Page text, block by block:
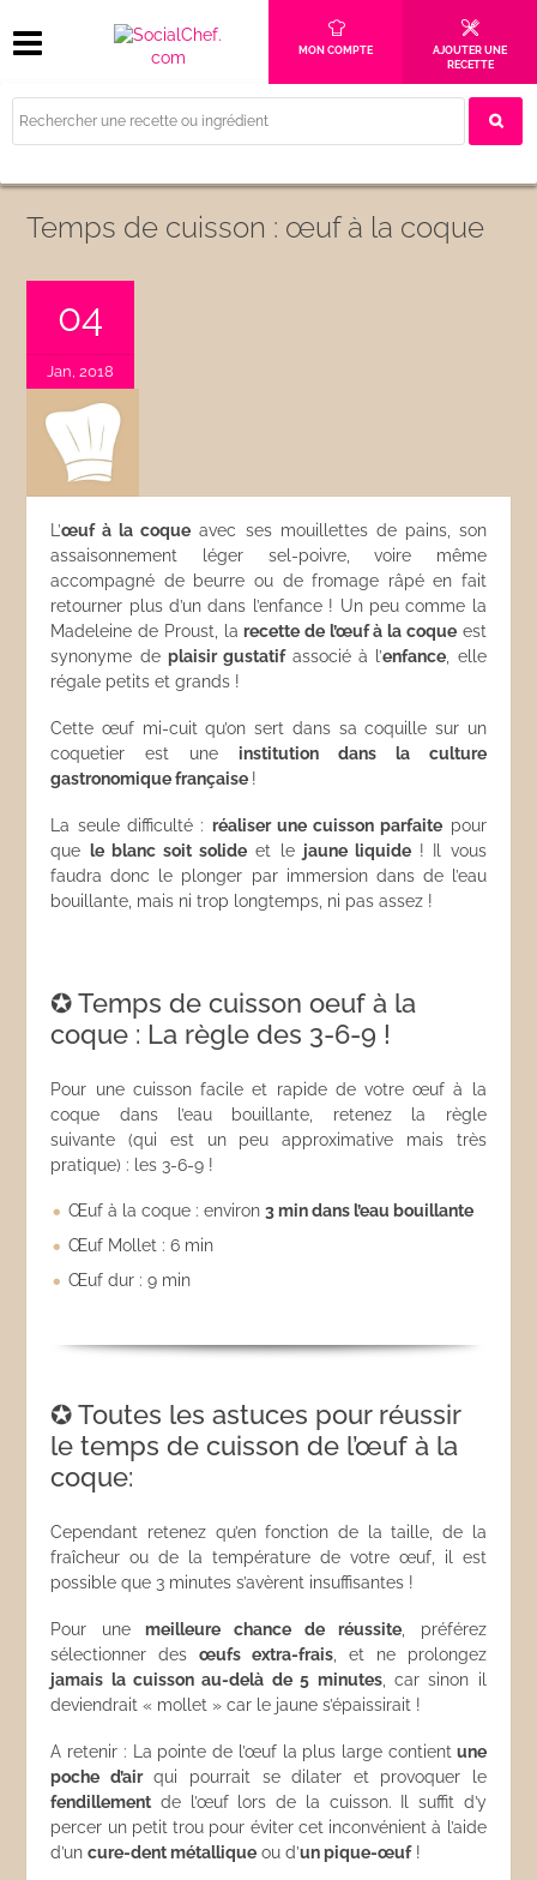
MON COMPTE
AJOUTER UNE
RECETTE
Temps de cuisson : œuf à la coque
04
Jan, 2018
L’œuf à la coque avec ses mouillettes de pains, son
assaisonnement léger sel-poivre, voire même
accompagné de beurre ou de fromage râpé en fait
retourner plus d’un dans l’enfance ! Un peu comme la
Madeleine de Proust, larecette de l’œuf à la coqueest
synonyme de plaisir gustatifassocié à l’enfance , elle
régale petits et grands !
Cette œuf mi-cuit qu’on sert dans sa coquille sur un
coquetier est une institution dans la culture
gastronomique française !
La seule difficulté : réaliser une cuisson parfaite pour
que
le blanc soit solide et le jaune liquide ! Il vous
faudra donc le plonger par immersion dans de l’eau
bouillante, mais ni trop longtemps, ni pas assez !
✪ Temps de cuisson oeuf à la
coque : La règle des 3-6-9 !
Pour une cuisson facile et rapide de votre œuf à la
coque dans l’eau bouillante, retenez la règle
suivante (qui est un peu approximative mais très
pratique) : les 3-6-9 !
Œuf à la coque : environ3 min dans l’eau bouillante
Œuf Mollet : 6 min
Œuf dur : 9 min
✪ Toutes les astuces pour réussir
le temps de cuisson de l’œuf à la
coque:
Cependant retenez qu’en fonction de la taille, de la
fraîcheur ou de la température de votre œuf, il est
possible que 3 minutes s’avèrent insuffisantes !
Pour une meilleure chance de réussite , préférez
sélectionner desœufs extra-frais , et ne prolongez
jamais la cuisson au-delà de 5 minutes, car sinon il
deviendrait « mollet » car le jaune s’épaissirait !
A retenir : La pointe de l’œuf la plus large contient une
poche d’airqui pourrait se dilater et provoquer le
fendillement de l’œuf lors de la cuisson. Il suffit d’y
percer un petit trou pour éviter cet inconvénient à l’aide
d’uncure-dent métallique ou d’un pique-œuf!